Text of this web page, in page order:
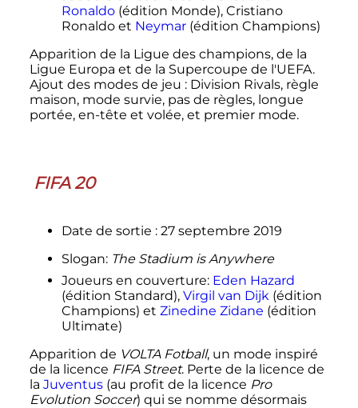
Ronaldo(édition Monde), Cristiano
Ronaldo et Neymar(édition Champions)
Apparition de la Ligue des champions, de la
Ligue Europa et de la Supercoupe de l'UEFA.
Ajout des modes de jeu : Division Rivals, règle
maison, mode survie, pas de règles, longue
portée, en-tête et volée, et premier mode.
FIFA 20
Date de sortie : 27 septembre 2019
Slogan: The Stadium is Anywhere
Joueurs en couverture: Eden Hazard
(édition Standard), Virgil van Dijk (édition
Champions) et Zinedine Zidane (édition
Ultimate)
Apparition de VOLTA Fotball, un mode inspiré
de la licence FIFA Street. Perte de la licence de
la Juventus(au profit de la licence Pro
Evolution Soccer) qui se nomme désormais